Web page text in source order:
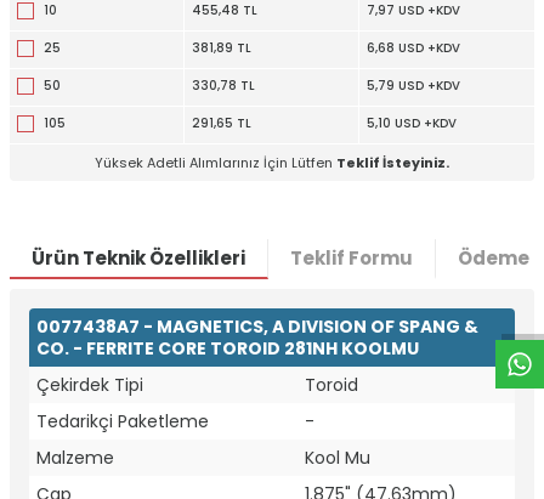
W
h
t
a
p
p
D
e
s
e
H
a
t
t
10 455,48 TL 7,97 USD +KDV
25 381,89 TL 6,68 USD +KDV
50 330,78 TL 5,79 USD +KDV
105 291,65 TL 5,10 USD +KDV
Yüksek Adetli Alımlarınız İçin Lütfen Teklif İsteyiniz.
Ürün Teknik Özellikleri Teklif Formu Ödeme
0077438A7 - MAGNETICS, A DIVISION OF SPANG &
CO. - FERRITE CORE TOROID 281NH KOOLMU
Çekirdek Tipi
Toroid
Tedarikçi Paketleme
-
Malzeme
Kool Mu